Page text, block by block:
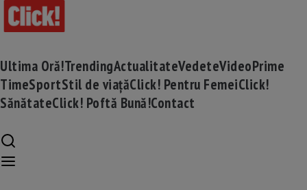
Ultima Oră!TrendingActualitateVedeteVideoPrime
TimeSportStil de viațăClick! Pentru FemeiClick!
SănătateClick! Poftă Bună!Contact